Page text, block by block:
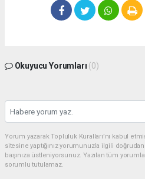
Okuyucu Yorumları (0)
Yorum yazarak Topluluk Kuralları’nı kabul
sitesine yaptığınız yorumunuzla ilgili
başınıza üstleniyorsunuz. Yazılan tüm
sorumlu tutulamaz.